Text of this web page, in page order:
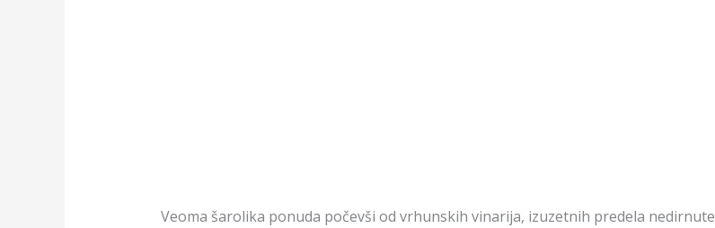
Veoma šarolika ponuda počevši od vrhunskih vinarija, izuzetnih predela nedirnute